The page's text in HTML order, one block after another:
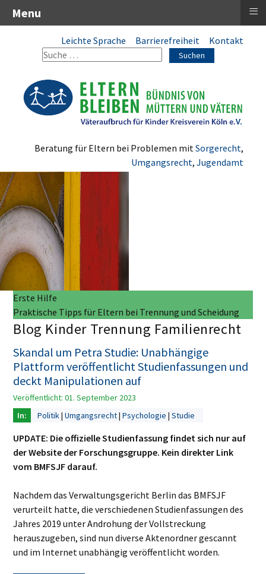
Leichte Sprache Barrierefreiheit Kontakt
Suchen
Beratung für Eltern bei Problemen mit Sorgerecht,
Umgangsrecht, Jugendamt
Erste Hilfe
Praktische Tipps für Eltern bei Trennung und Scheidung
Blog Kinder Trennung Familienrecht
Skandal um Petra Studie: Unabhängige
Plattform veröffentlicht Studienfassungen und
deckt Manipulationen auf
Veröffentlicht: 01. September 2023
Politik Umgangsrecht Psychologie Studie
UPDATE: Die offizielle Studienfassung findet sich nur auf
der Website der Forschungsgruppe. Kein direkter Link
vom BMFSJF darauf.
Nachdem das Verwaltungsgericht Berlin das BMFSJF
verurteilt hatte, die verschiedenen Studienfassungen des
Jahres 2019 unter Androhung der Vollstreckung
herauszugeben, sind nun diverse Aktenordner gescannt
und im Internet unabhängig veröffentlicht worden.
Menu ≡